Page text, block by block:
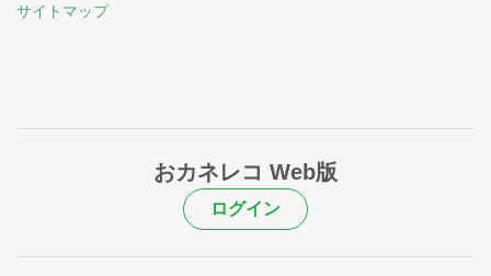
サイトマップ
おカネレコ Web版
ログイン